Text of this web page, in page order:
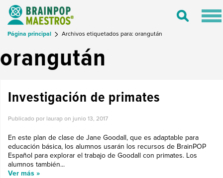
Toggle
Página principal Archivos etiquetados para: orangután
orangután
Investigación de primates
Publicado por laurap on junio 13, 2017
En este plan de clase de Jane Goodall, que es adaptable para
educación básica, los alumnos usarán los recursos de BrainPOP
Español para explorar el trabajo de Goodall con primates. Los
alumnos también...
Ver más »